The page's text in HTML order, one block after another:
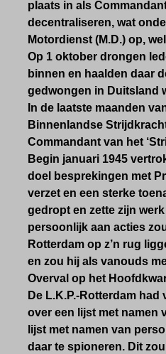
plaats in als
decentraliseren, wat
Motordienst (M.D.) op,
Op 1 oktober drongen
binnen en haalden daar
gedwongen in Duitsland
In de laatste maanden
Binnenlandse
Commandant van het
Begin januari 1945
doel besprekingen met
verzet en een sterke
gedropt en zette zijn
persoonlijk aan acties
Rotterdam op z’n rug
en zou hij als vanouds
Overval op het
De L.K.P.-Rotterdam
over een lijst met namen
lijst met namen van
daar te spioneren. Dit